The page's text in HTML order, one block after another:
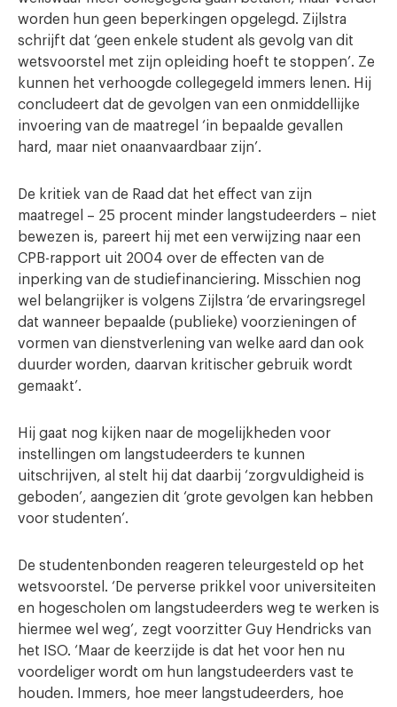
worden hun geen beperkingen opgelegd. Zijlstra
schrijft dat ‘geen enkele student als gevolg van dit
wetsvoorstel met zijn opleiding hoeft te stoppen’. Ze
kunnen het verhoogde collegegeld immers lenen. Hij
concludeert dat de gevolgen van een onmiddellijke
invoering van de maatregel ‘in bepaalde gevallen
hard, maar niet onaanvaardbaar zijn’.
De kritiek van de Raad dat het effect van zijn
maatregel – 25 procent minder langstudeerders – niet
bewezen is, pareert hij met een verwijzing naar een
CPB-rapport uit 2004 over de effecten van de
inperking van de studiefinanciering. Misschien nog
wel belangrijker is volgens Zijlstra ‘de ervaringsregel
dat wanneer bepaalde (publieke) voorzieningen of
vormen van dienstverlening van welke aard dan ook
duurder worden, daarvan kritischer gebruik wordt
gemaakt’.
Hij gaat nog kijken naar de mogelijkheden voor
instellingen om langstudeerders te kunnen
uitschrijven, al stelt hij dat daarbij ‘zorgvuldigheid is
geboden’, aangezien dit ‘grote gevolgen kan hebben
voor studenten’.
De studentenbonden reageren teleurgesteld op het
wetsvoorstel. ‘De perverse prikkel voor universiteiten
en hogescholen om langstudeerders weg te werken is
hiermee wel weg’, zegt voorzitter Guy Hendricks van
het ISO. ‘Maar de keerzijde is dat het voor hen nu
voordeliger wordt om hun langstudeerders vast te
houden. Immers, hoe meer langstudeerders, hoe